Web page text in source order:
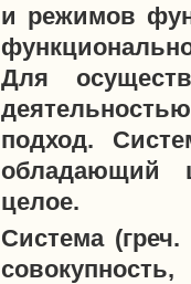
и режимов
Для
подход.
обладающий
целое.
Система